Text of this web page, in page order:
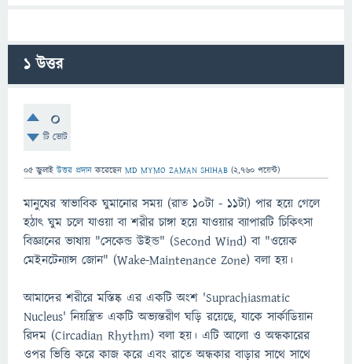
1উত্তর
0
টি ভোট
05 জুলাই উত্তর প্রদান করেছেন MD MYMO ZAMAN SHIHAB (2,760 পয়েন্ট)
মানুষের স্বাভাবিক ঘুমানোর সময় (রাত ১০টা - ১১টা) পার হয়ে গেলে
হঠাৎ ঘুম চলে যাওয়া বা শরীর চাঙ্গা হয়ে যাওয়ার ব্যাপারটি চিকিৎসা
বিজ্ঞানের ভাষায় "সেকেন্ড উইন্ড" (Second Wind) বা "ওয়েক
মেইনটেন্যান্স জোন" (Wake-Maintenance Zone) বলা হয়।
আমাদের শরীরে মস্তিষ্ক এর একটি অংশ 'Suprachiasmatic
Nucleus' নিয়ন্ত্রিত একটি অভ্যন্তরীণ ঘড়ি রয়েছে, যাকে সার্কাডিয়ান
রিদম (Circadian Rhythm) বলা হয়। এটি আলো ও অন্ধকারের
ওপর ভিত্তি করে কাজ করে এবং রাতে অন্ধকার বাড়ার সাথে সাথে